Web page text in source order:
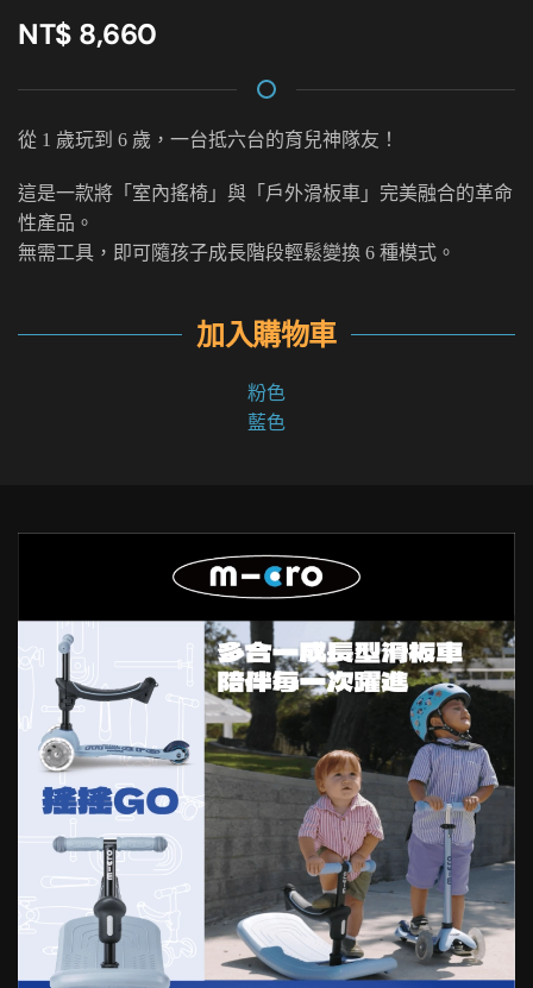
NT$ 8,660
從 1 歲玩到 6 歲，一台抵六台的育兒神隊友！
這是一款將「室內搖椅」與「戶外滑板車」完美融合的革命
性產品。
無需工具，即可隨孩子成長階段輕鬆變換 6 種模式。
加入購物車
粉色
藍色